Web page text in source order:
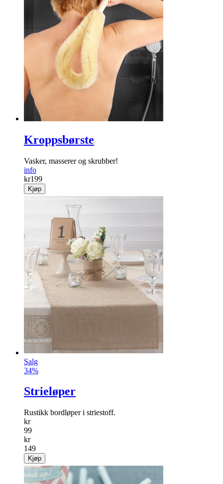
Kroppsbørste
Vasker, masserer og skrubber!
info
kr199
Kjøp
Salg
34%
Strieløper
Rustikk bordløper i striestoff.
kr
99
kr
149
Kjøp